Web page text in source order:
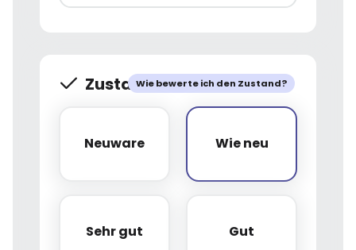
Wie bewerte ich den Zustand?
Zustand.
Neuware
Neuware Wie neu
Wie neu
Sehr gut
Sehr gut Gut
Gut